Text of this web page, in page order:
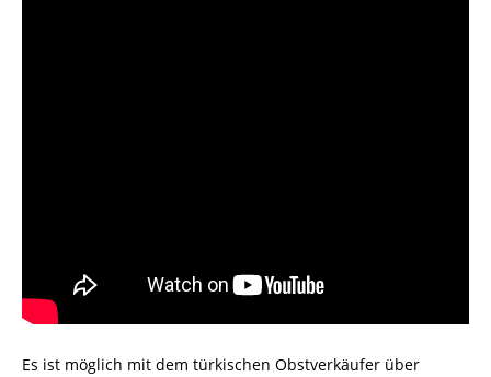
Es ist möglich mit dem türkischen Obstverkäufer über